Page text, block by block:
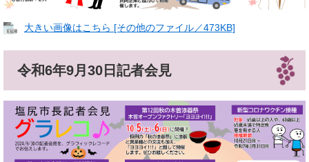
大きい画像はこちら [その他のファイル／473KB]
令和6年9月30日記者会見